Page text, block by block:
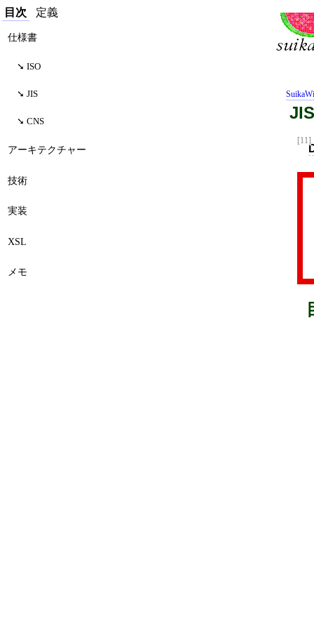
[11]
目次 定義
仕様書
ISO
JIS
CNS
アーキテクチャー
技術
実装
XSL
メモ